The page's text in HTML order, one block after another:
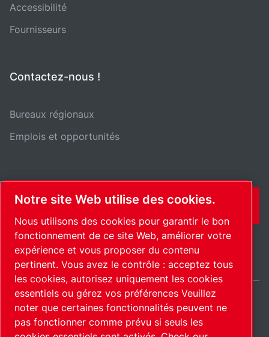
Accessibilité
Fournisseurs
Contactez-nous !
Bureaux régionaux
Emplois et opportunités
CONTACT
Plan du siteGérer les cookies© 2026 Copyright.
France / FR
Notre site Web utilise des cookies.
Nous utilisons des cookies pour garantir le bon
fonctionnement de ce site Web, améliorer votre
expérience et vous proposer du contenu
pertinent. Vous avez le contrôle : acceptez tous
les cookies, autorisez uniquement les cookies
essentiels ou gérez vos préférences Veuillez
noter que certaines fonctionnalités peuvent ne
pas fonctionner comme prévu si seuls les